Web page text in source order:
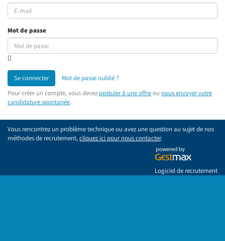
Mot de passe
Se connecter
Mot de passe oublié ?
Pour créer un compte, vous devez postuler à une offreou nous envoyer votre
candidature spontanée.
Vous rencontrez un problème technique ou avez une question au sujet de nos
méthodes de recrutement,cliquez ici pour nous contacter.
Logiciel de recrutement